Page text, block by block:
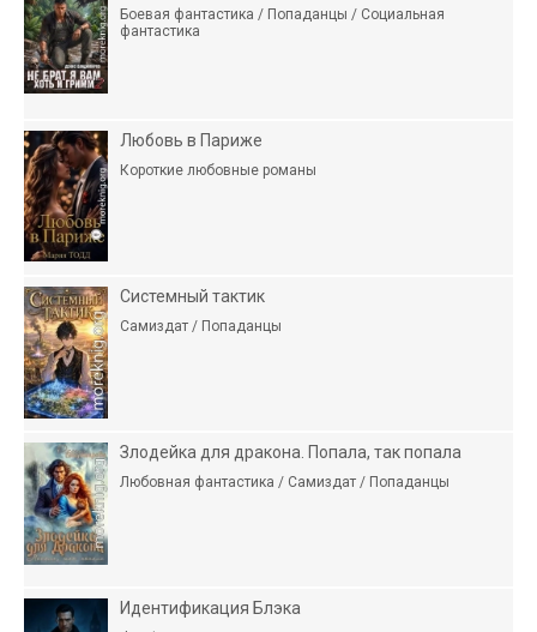
Боевая фантастика / Попаданцы / Социальная
фантастика
Любовь в Париже
Короткие любовные романы
Системный тактик
Самиздат / Попаданцы
Злодейка для дракона. Попала, так попала
Любовная фантастика / Самиздат / Попаданцы
Идентификация Блэка